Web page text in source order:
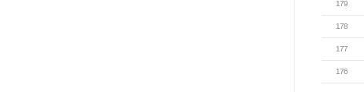
179
178
177
176